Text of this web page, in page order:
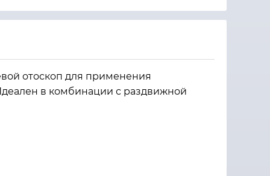
отоскоп для применения
в комбинации с раздвижной